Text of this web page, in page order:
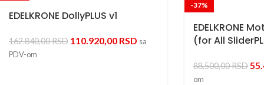
EDELKRONE DollyPLUS v1
162.840,00RSD 110.920,00 RSD sa
PDV-om
-37%
EDELKRONE
(for All
88.500,00RSD
om